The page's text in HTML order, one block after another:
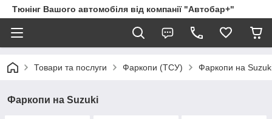
Тюнінг Вашого автомобіля від компанії "Автобар+"
Товари та послуги Фаркопи (ТСУ) Фаркопи на
Фаркопи на Suzuki